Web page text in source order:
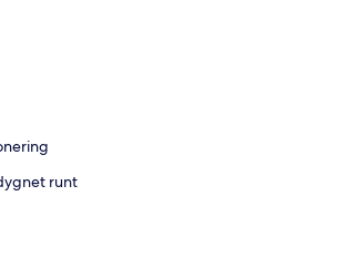
runt